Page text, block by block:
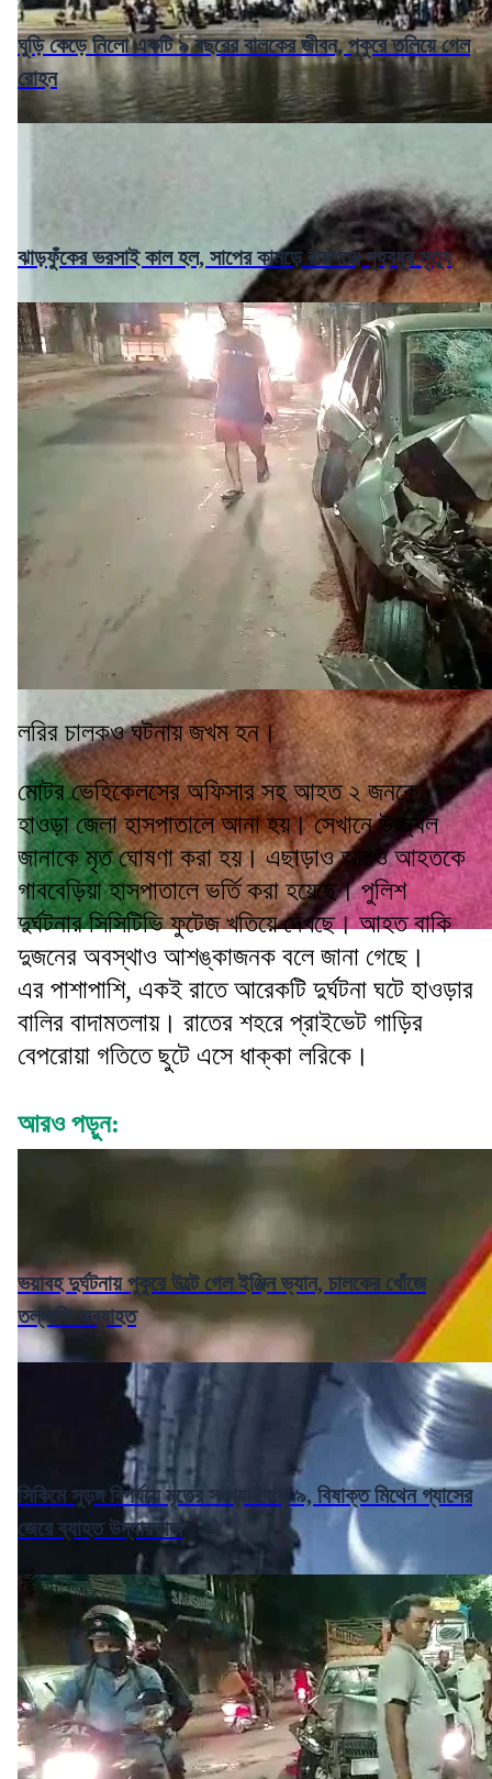
ঘুড়ি কেড়ে নিলো একটি ৯ বছরের বালকের জীবন, পুকুরে তলিয়ে গেল
রোহন
ঝাড়ফুঁকের ভরসাই কাল হল, সাপের কামড়ে রায়গঞ্জে গৃহবধূর মৃত্যু
লরির চালকও ঘটনায় জখম হন।
মোটর ভেহিকেলসের অফিসার সহ আহত ২ জনকে
হাওড়া জেলা হাসপাতালে আনা হয়। সেখানে উজ্জ্বল
জানাকে মৃত ঘোষণা করা হয়। এছাড়াও আরও আহতকে
গাববেড়িয়া হাসপাতালে ভর্তি করা হয়েছে। পুলিশ
দুর্ঘটনার সিসিটিভি ফুটেজ খতিয়ে দেখছে। আহত বাকি
দুজনের অবস্থাও আশঙ্কাজনক বলে জানা গেছে।
এর পাশাপাশি, একই রাতে আরেকটি দুর্ঘটনা ঘটে হাওড়ার
বালির বাদামতলায়। রাতের শহরে প্রাইভেট গাড়ির
বেপরোয়া গতিতে ছুটে এসে ধাক্কা লরিকে।
আরও পড়ুন:
ভয়াবহ দুর্ঘটনায় পুকুরে উল্টে গেল ইঞ্জিন ভ্যান, চালকের খোঁজে
তল্লাশি অব্যাহত
সিকিমে সুড়ঙ্গ বিপর্যয়ে মৃতের সংখ্যা বেড়ে ৯, বিষাক্ত মিথেন গ্যাসের
জেরে ব্যাহত উদ্ধারকাজ